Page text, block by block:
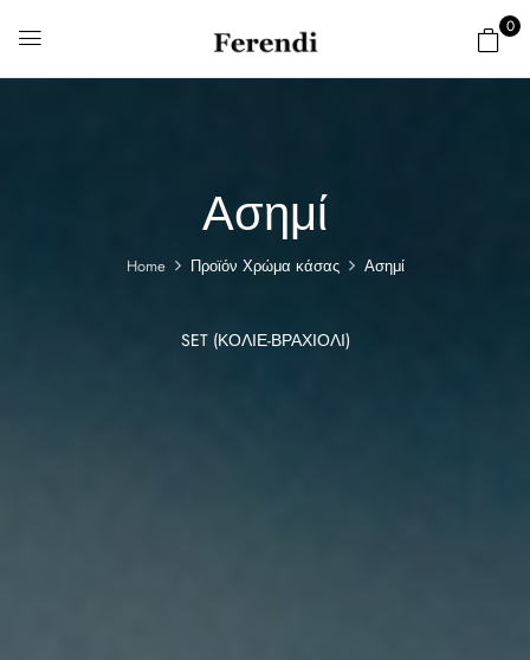
0
Ασημί
Home Προϊόν Χρώμα κάσας Ασημί
SET (ΚΟΛΙΈ-ΒΡΑΧΙΌΛΙ)